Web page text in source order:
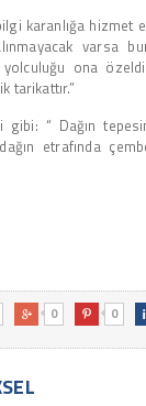
karanlığa hizmet
varsa
ona
tarikattır.”
“ Dağın
etrafında
 0  0